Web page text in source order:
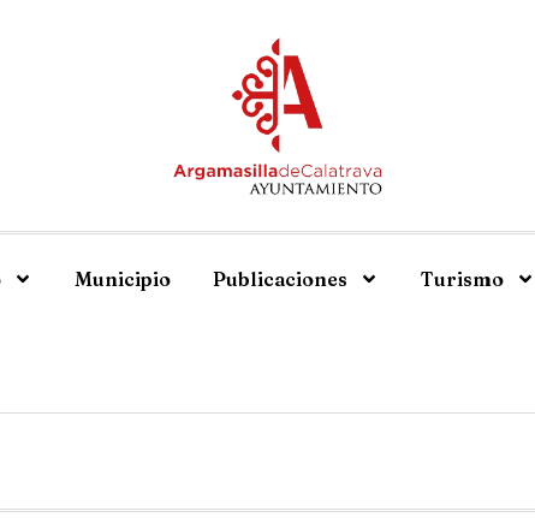
Municipio Publicaciones Turismo